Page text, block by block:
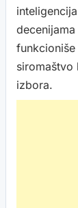
siromaštvo
izbora.